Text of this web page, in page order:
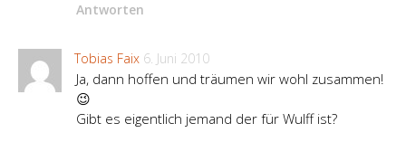
Antworten
Tobias Faix 6. Juni 2010
Ja, dann hoffen und träumen wir wohl zusammen!
😉
Gibt es eigentlich jemand der für Wulff ist?